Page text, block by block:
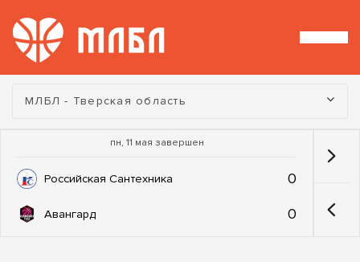
Турнир:
МЛБЛ - Тверская область
пн, 11 мая завершен
Российская Сантехника 0
Авангард 0